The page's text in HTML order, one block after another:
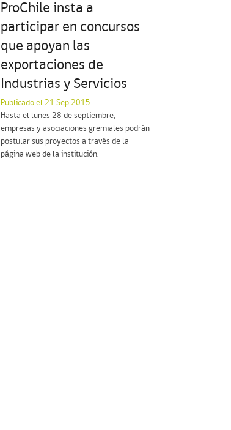
ProChile insta a
participar en concursos
que apoyan las
exportaciones de
Industrias y Servicios
Publicado el 21 Sep 2015
Hasta el lunes 28 de septiembre,
empresas y asociaciones gremiales podrán
postular sus proyectos a través de la
página web de la institución.